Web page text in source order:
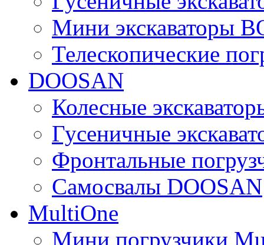
Мини экскаваторы
Телескопические
DOOSAN
Колесные
Гусеничные
Фронтальные
Самосвалы DOOSAN
MultiOne
Мини погрузчики